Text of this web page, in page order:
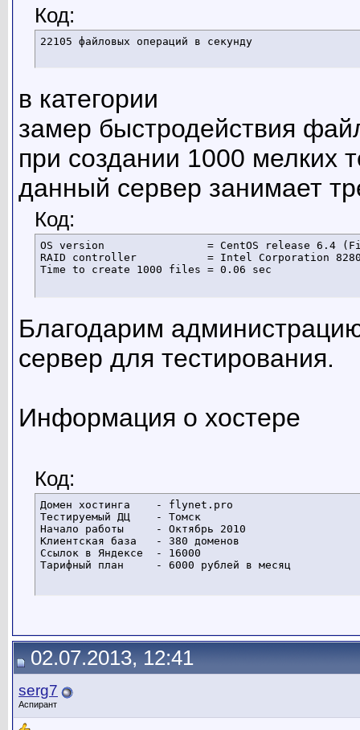
Код:
22105 файловых операций в секунду
в категории
замер быстродействия
при создании 1000 мелких
данный сервер занимает
Код:
OS version                = CentOS release 6.4
RAID controller           = Intel Corporation 82801
Time to create 1000 files = 0.06 sec
Благодарим
сервер для тестирования.
Информация о хостере
Код:
Домен хостинга    - flynet.pro
Тестируемый ДЦ    - Томск
Начало работы     - Октябрь 2010
Клиентская база   - 380 доменов
Ссылок в Яндексе  - 16000
Тарифный план     - 6000 рублей в месяц
02.07.2013, 12:41
serg7
Аспирант